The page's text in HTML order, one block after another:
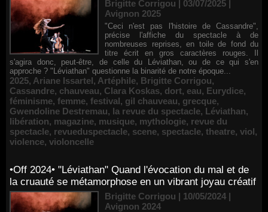
Brigitte Corrigou | 03/07/2025 |
Avignon 2025
"Ceci n'est pas l'histoire de Cassandre",
précise l'affiche du spectacle à de
nombreuses reprises, en toile de fond du
titre écrit en gros caractères rouges. Il
s'agira donc, peut-être, de celle du Léviathan, ou de ce qui s'en
approche ? "Léviathan" questionne la binarité de notre époque...
2025, Ariane Issartel, Artéphile, Brigitte Corrigou,
Cassandre, chauveau, Clara Koskas, dort, eau, Eurydice,
féminisme, femme, festival, gil chauveau, grecque,
Gwendoline Destremau, la revue du spectacle, Léviathan,
libération, magazine, musique, mythologie, revue du
spectacle, revueduspectacle, scene, spectacle, theatre, viol,
violence, violoncelle
•Off 2024• "Léviathan" Quand l'évocation du mal et de
la cruauté se métamorphose en un vibrant joyau créatif
Brigitte Corrigou | 10/05/2024 |
Avignon 2024